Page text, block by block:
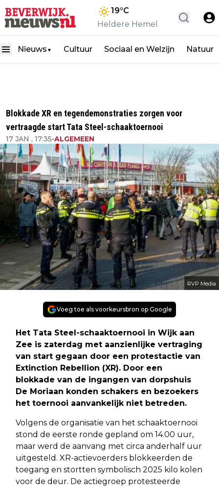
19°C
Heldere Hemel
Nieuws ▼ Cultuur Sociaal en Welzijn Natuur
Blokkade XR en tegendemonstraties zorgen voor
vertraagde start Tata Steel-schaaktoernooi
17 JAN , 17:35•ALGEMEEN
RVP Media
Voeg toe als voorkeursbron op Google
Het Tata Steel-schaaktoernooi in Wijk aan
Zee is zaterdag met aanzienlijke vertraging
van start gegaan door een protestactie van
Extinction Rebellion (XR). Door een
blokkade van de ingangen van dorpshuis
De Moriaan konden schakers en bezoekers
het toernooi aanvankelijk niet betreden.
Volgens de organisatie van het schaaktoernooi
stond de eerste ronde gepland om 14.00 uur,
maar werd de aanvang met circa anderhalf uur
uitgesteld. XR-actievoerders blokkeerden de
toegang en stortten symbolisch 2025 kilo kolen
voor de deur. De actiegroep protesteerde